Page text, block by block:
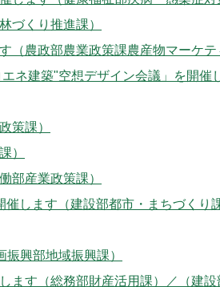
づくり推進課）
農政部農業政策課農産物マーケテ
ネ建築"空想デザイン会議」を開催
策課）
）
部産業政策課）
します（建設部都市・まちづくり
興部地域振興課）
す（総務部財産活用課）／（建設